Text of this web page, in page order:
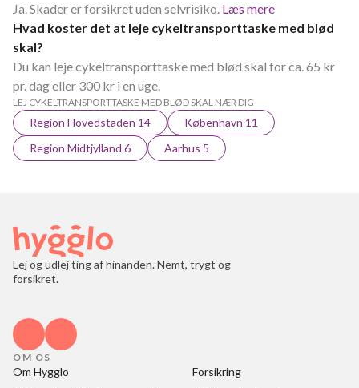
Ja. Skader er forsikret uden selvrisiko. Læs mere
Hvad koster det at leje cykeltransporttaske med blød
skal?
Du kan leje cykeltransporttaske med blød skal for ca. 65 kr
pr. dag eller 300 kr i en uge.
LEJ CYKELTRANSPORTTASKE MED BLØD SKAL NÆR DIG
Region Hovedstaden 14
København 11
Region Midtjylland 6
Aarhus 5
Lej og udlej ting af hinanden. Nemt, trygt og
forsikret.
OM OS
Om Hygglo
Forsikring